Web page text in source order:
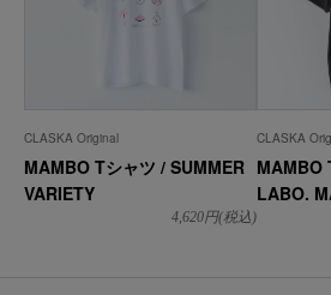
CLASKA Original
MAMBO Tシャツ / SUMMER
VARIETY
4,620円(税込)
CLASKA
MAMBO
LABO.